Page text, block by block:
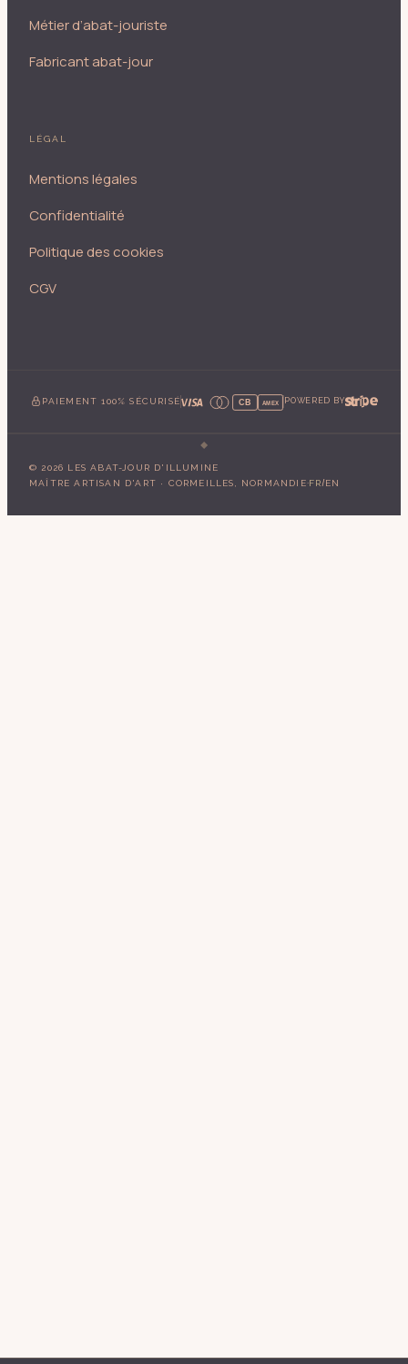
Métier d’abat-jouriste
Fabricant abat-jour
LÉGAL
Mentions légales
Confidentialité
Politique des cookies
CGV
PAIEMENT 100% SÉCURISÉ CB AMEX POWERED BY
© 2026 LES ABAT-JOUR D'ILLUMINE
MAÎTRE ARTISAN D'ART · CORMEILLES, NORMANDIE·FR/EN